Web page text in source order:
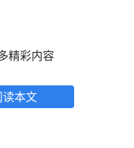
精彩内容
本文